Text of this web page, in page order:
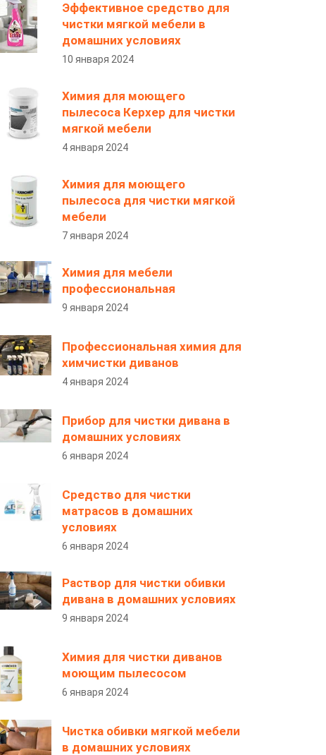
Эффективное средство для
чистки мягкой мебели в
домашних условиях
10 января 2024
Химия для моющего
пылесоса Керхер для чистки
мягкой мебели
4 января 2024
Химия для моющего
пылесоса для чистки мягкой
мебели
7 января 2024
Химия для мебели
профессиональная
9 января 2024
Профессиональная химия для
химчистки диванов
4 января 2024
Прибор для чистки дивана в
домашних условиях
6 января 2024
Средство для чистки
матрасов в домашних
условиях
6 января 2024
Раствор для чистки обивки
дивана в домашних условиях
9 января 2024
Химия для чистки диванов
моющим пылесосом
6 января 2024
Чистка обивки мягкой мебели
в домашних условиях